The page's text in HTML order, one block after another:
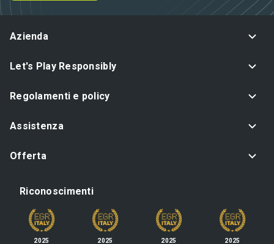
Azienda
Let's Play Responsibly
Regolamenti e policy
Assistenza
Offerta
Riconoscimenti
2025 2025 2025 2025